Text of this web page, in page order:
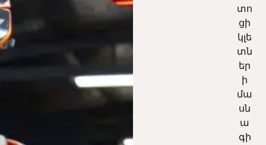
տո
ցի
կլե
տն
եր
ի
մա
սն
ա
գի